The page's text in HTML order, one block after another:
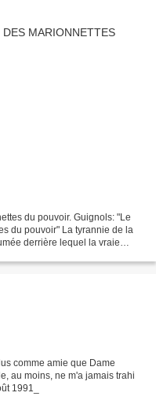
du pouvoir. Guignols: "Le
du pouvoir" La tyrannie de la
derrière lequel la vraie
comme amie que Dame
au moins, ne m'a jamais trahi
1991_